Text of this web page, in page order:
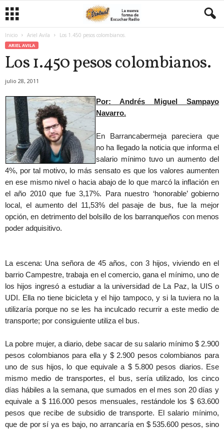
Inicio Ariel Avila Los 1.450 pesos colombianos.
ARIEL AVILA
Los 1.450 pesos colombianos.
julio 28, 2011
Por: Andrés Miguel Sampayo
Navarro.
En Barrancabermeja pareciera que
no ha llegado la noticia que informa el
salario mínimo tuvo un aumento del
4%, por tal motivo, lo más sensato es que los valores aumenten
en ese mismo nivel o hacia abajo de lo que marcó la inflación en
el año 2010 que fue 3,17%. Para nuestro ‘honorable’ gobierno
local, el aumento del 11,53% del pasaje de bus, fue la mejor
opción, en detrimento del bolsillo de los barranqueños con menos
poder adquisitivo.
La escena: Una señora de 45 años, con 3 hijos, viviendo en el
barrio Campestre, trabaja en el comercio, gana el mínimo, uno de
los hijos ingresó a estudiar a la universidad de La Paz, la UIS o
UDI. Ella no tiene bicicleta y el hijo tampoco, y si la tuviera no la
utilizaría porque no se les ha inculcado recurrir a este medio de
transporte; por consiguiente utiliza el bus.
La pobre mujer, a diario, debe sacar de su salario mínimo $ 2.900
pesos colombianos para ella y $ 2.900 pesos colombianos para
uno de sus hijos, lo que equivale a $ 5.800 pesos diarios. Ese
mismo medio de transportes, el bus, sería utilizado, los cinco
días hábiles a la semana, que sumados en el mes son 20 días y
equivale a $ 116.000 pesos mensuales, restándole los $ 63.600
pesos que recibe de subsidio de transporte. El salario mínimo,
que de por sí ya es bajo, no arrancaría en $ 535.600 pesos, sino